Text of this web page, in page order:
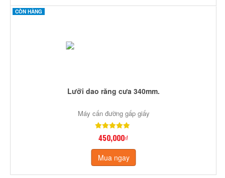
CÒN HÀNG
Lưỡi dao răng cưa 340mm.
Máy cấn đường gấp giấy
450,000₫
Mua ngay